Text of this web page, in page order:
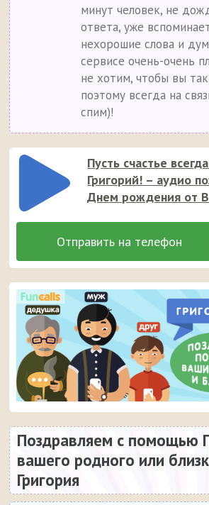
минут человек, не
ответа, уже
нехорошие слова и
сервисе очень-очень
не хотим, чтобы вы
поэтому всегда на
спим)!
Пусть счастье
Григорий! – аудио
Днем рождения от
Поздравляем с помощью
вашего родного или
Григория